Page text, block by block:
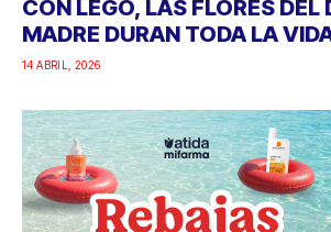
CON LEGO, LAS FLORES DEL
MADRE DURAN TODA LA
14 ABRIL, 2026